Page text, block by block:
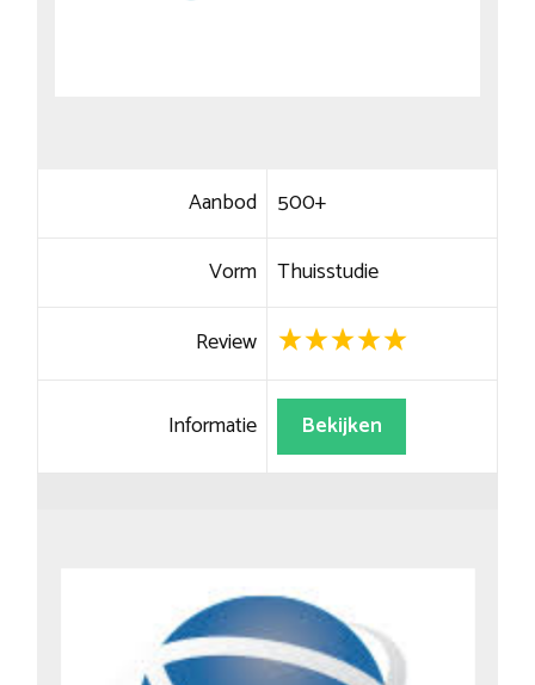
Aanbod 500+
Vorm Thuisstudie
Review
Informatie Bekijken